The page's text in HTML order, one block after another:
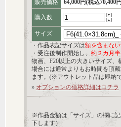
販売価格
64,000円(税込70,400
購入数
サイズ
・作品表記サイズは額を含まな
・受注後制作開始し、 約２カ月半
物画、F20以上の大きいサイズ、
場合には通常よりもお時間を頂
ます。(※アウトレット品は即納
» オプションの価格詳細はコチラ
※作品金額は「サイズ」の欄に
下します）